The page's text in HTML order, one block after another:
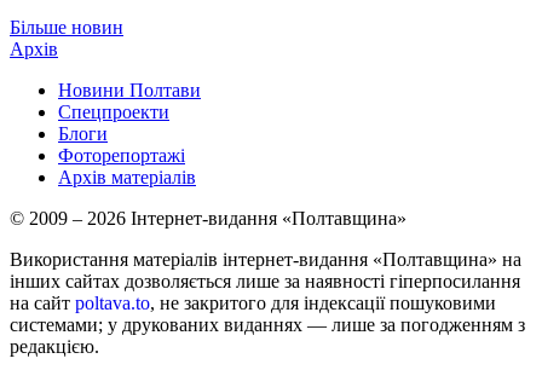
Більше новин
Архів
Новини Полтави
Спецпроекти
Блоги
Фоторепортажі
Архів матеріалів
© 2009 – 2026 Інтернет-видання «Полтавщина»
Використання матеріалів інтернет-видання «Полтавщина» на
інших сайтах дозволяється лише за наявності гіперпосилання
на сайт poltava.to, не закритого для індексації пошуковими
системами; у друкованих виданнях — лише за погодженням з
редакцією.